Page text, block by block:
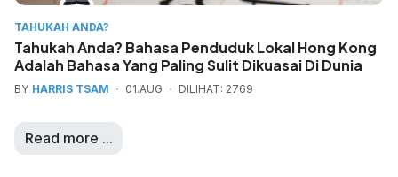
TAHUKAH ANDA?
Tahukah Anda? Bahasa Penduduk Lokal Hong Kong
Adalah Bahasa Yang Paling Sulit Dikuasai Di Dunia
BY HARRIS TSAM 01.AUG DILIHAT: 2769
Read more ...